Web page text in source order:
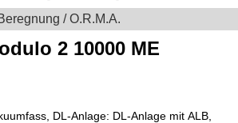
/ O.R.M.A.
2 10000 ME
DL-Anlage: DL-Anlage mit ALB,